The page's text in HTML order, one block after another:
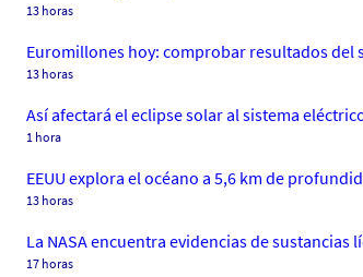
13 horas
Euromillones hoy: comprobar resultados del
13 horas
Así afectará el eclipse solar al sistema
1 hora
EEUU explora el océano a 5,6 km de
13 horas
La NASA encuentra evidencias de sustancias
17 horas